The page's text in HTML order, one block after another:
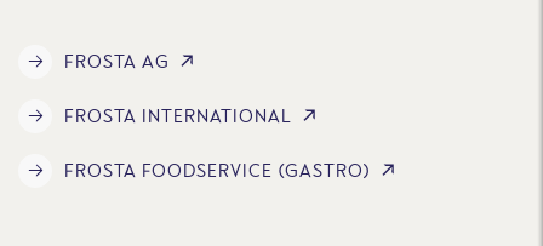
FROSTA AG
FROSTA INTERNATIONAL
FROSTA FOODSERVICE (GASTRO)